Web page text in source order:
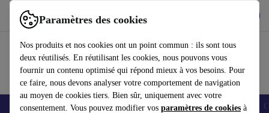
Paramètres des cookies
Nos produits et nos cookies ont un point commun : ils sont tous
deux réutilisés. En réutilisant les cookies, nous pouvons vous
fournir un contenu optimisé qui répond mieux à vos besoins. Pour
ce faire, nous devons analyser votre comportement de navigation
au moyen de cookies tiers. Bien sûr, uniquement avec votre
consentement. Vous pouvez modifier vos paramètres de cookies à
Utilisez refurbed rapidement et facilement
Smartphones Laptops Tablettes Montres connectées Accessoires